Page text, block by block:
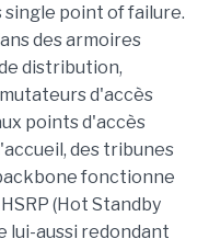
single point of failure.
des armoires
distribution,
d'accès
points d'accès
des tribunes
fonctionne
(Hot Standby
lui-aussi redondant